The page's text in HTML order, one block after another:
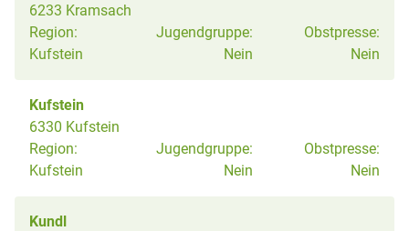
6233 Kramsach
Region:
Kufstein
Jugendgruppe:
Nein
Obstpresse:
Nein
Kufstein
6330 Kufstein
Region:
Kufstein
Jugendgruppe:
Nein
Obstpresse:
Nein
Kundl